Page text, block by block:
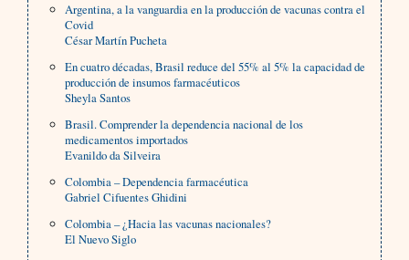
Argentina, a la vanguardia en la producción de vacunas contra el
Covid
César Martín Pucheta
En cuatro décadas, Brasil reduce del 55% al 5% la capacidad de
producción de insumos farmacéuticos
Sheyla Santos
Brasil. Comprender la dependencia nacional de los
medicamentos importados
Evanildo da Silveira
Colombia – Dependencia farmacéutica
Gabriel Cifuentes Ghidini
Colombia – ¿Hacia las vacunas nacionales?
El Nuevo Siglo